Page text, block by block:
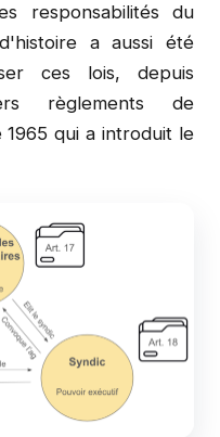
responsabilités du
a aussi été
ces lois, depuis
règlements de
qui a introduit le